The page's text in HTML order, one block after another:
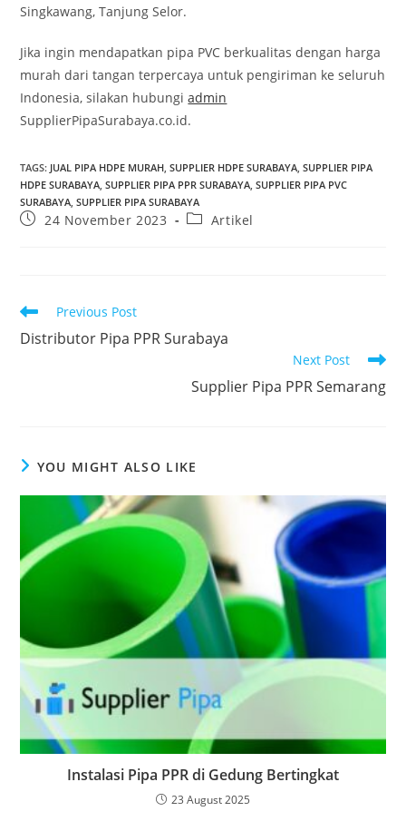
Singkawang, Tanjung Selor.
Jika ingin mendapatkan pipa PVC berkualitas dengan harga
murah dari tangan terpercaya untuk pengiriman ke seluruh
Indonesia, silakan hubungiadmin
SupplierPipaSurabaya.co.id.
TAGS: JUAL PIPA HDPE MURAH SUPPLIER HDPE SURABAYA SUPPLIER PIPA
HDPE SURABAYA SUPPLIER PIPA PPR SURABAYA SUPPLIER PIPA PVC
SURABAYA SUPPLIER PIPA SURABAYA
24 November 2023 Artikel
Previous Post
Distributor Pipa PPR Surabaya
Next Post
Supplier Pipa PPR Semarang
YOU MIGHT ALSO LIKE
Instalasi Pipa PPR di Gedung Bertingkat
23 August 2025